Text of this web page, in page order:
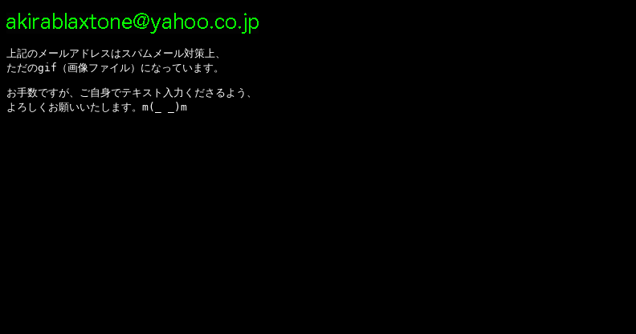
上記のメールアドレスはスパムメール対策上、
ただのgif（画像ファイル）になっています。
お手数ですが、ご自身でテキスト入力くださるよう、
よろしくお願いいたします。m(_ _)m